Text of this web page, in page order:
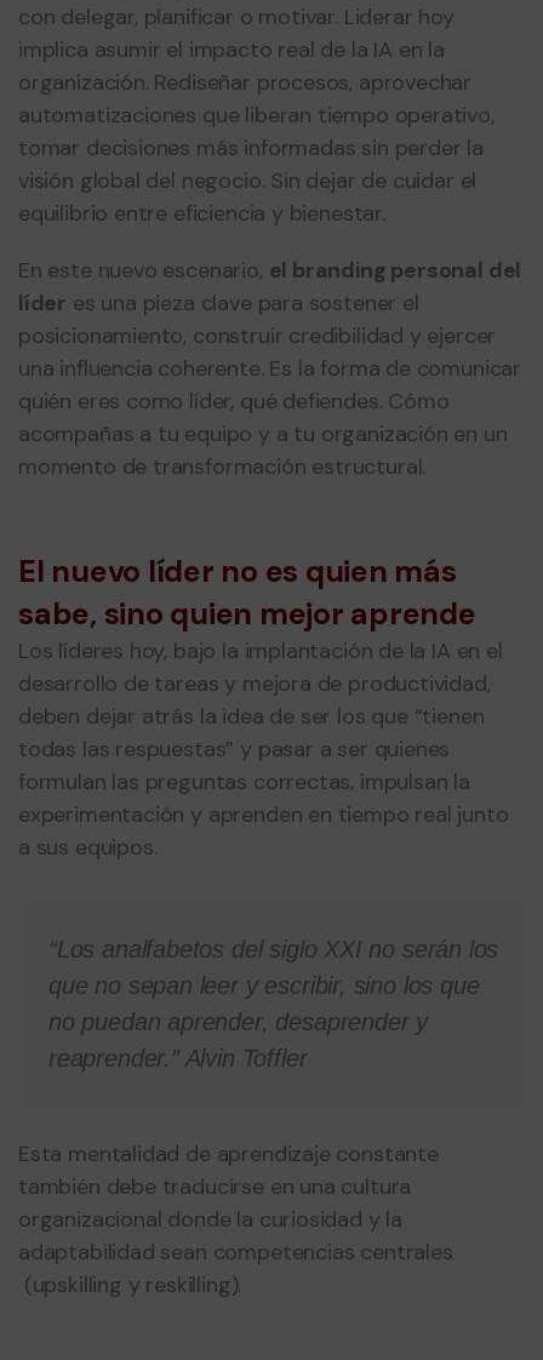
con delegar, planificar o motivar. Liderar hoy
implica asumir el impacto real de la IA en la
organización. Rediseñar procesos, aprovechar
automatizaciones que liberan tiempo operativo,
tomar decisiones más informadas sin perder la
visión global del negocio. Sin dejar de cuidar el
equilibrio entre eficiencia y bienestar.
En este nuevo escenario, el branding personal del
líder es una pieza clave para sostener el
posicionamiento, construir credibilidad y ejercer
una influencia coherente. Es la forma de comunicar
quién eres como líder, qué defiendes. Cómo
acompañas a tu equipo y a tu organización en un
momento de transformación estructural.
El nuevo líder no es quien más
sabe, sino quien mejor aprende
Los líderes hoy, bajo la implantación de la IA en el
desarrollo de tareas y mejora de productividad,
deben dejar atrás la idea de ser los que “tienen
todas las respuestas” y pasar a ser quienes
formulan las preguntas correctas, impulsan la
experimentación y aprenden en tiempo real junto
a sus equipos.
“Los analfabetos del siglo XXI no serán los
que no sepan leer y escribir, sino los que
no puedan aprender, desaprender y
reaprender.” Alvin Toffler
Esta mentalidad de aprendizaje constante
también debe traducirse en una cultura
organizacional donde la curiosidad y la
adaptabilidad sean competencias centrales
(upskilling y reskilling).